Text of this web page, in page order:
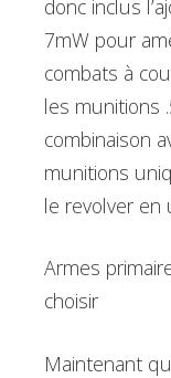
donc inclus
7mW pour
combats à
les munitions
combinaison
munitions
le revolver en
Armes
choisir
Maintenant